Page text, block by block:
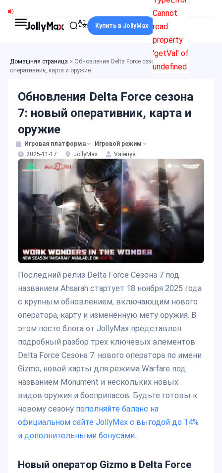
содержимому
Cannot
read
property
'getVal' of
undefined
Купить в JollyMax
Домашняя страница > Обновления Delta Force сезона 7: новый
оперативник, карта и оружие
Обновления Delta Force сезона
7: новый оперативник, карта и
оружие
Игровая платформа
Игровой режим
2025-11-17
JollyMax Valeriya
Последний релиз Delta Force Сезона 7 под
названием Ahsarah стартует 18 ноября 2025 года
с крупным обновлением, включающим нового
оператора, карту и изменённую мету оружия. В
этом посте блога от JollyMax представлен
подробный разбор трёх ключевых элементов
Delta Force Сезона 7: нового оператора по имени
Gizmo, новой карты для режима Warfare под
названием Monument и нескольких новых
видов оружия и боеприпасов. Будьте готовы к
новому сезону пополняйте баланс на
официальном сайте JollyMax с выгодой до 14%
и дополнительными бонусами.
Новый оператор Gizmo в Delta Force